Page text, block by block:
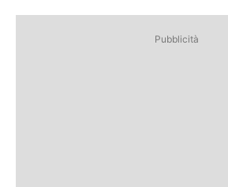
Pubblicità